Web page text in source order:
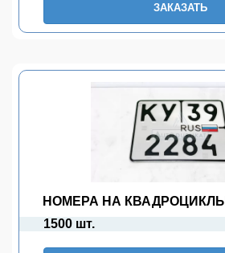
ЗАКАЗАТЬ
НОМЕРА НА КВАДРОЦИКЛЫ
1500 шт.